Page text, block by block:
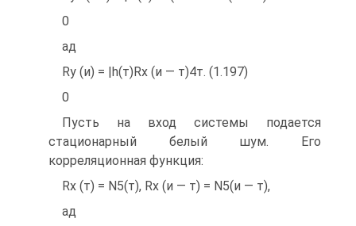
0
ад
Ry (и) = |h(т)Rx (и — т)4т. (1.197)
0
Пусть на вход системы подается
стационарный белый шум. Его
корреляционная функция:
Rx (т) = N5(т), Rx (и — т) = N5(и — т),
ад